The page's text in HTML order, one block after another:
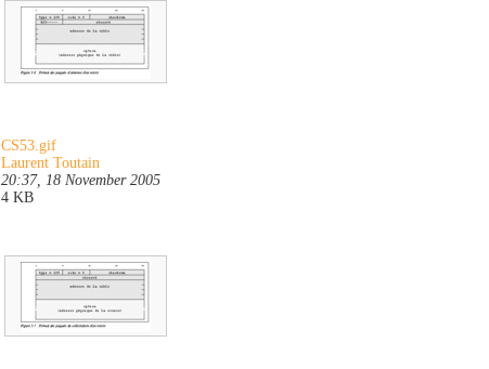
CS53.gif
Laurent Toutain
20:37, 18 November 2005
4 KB